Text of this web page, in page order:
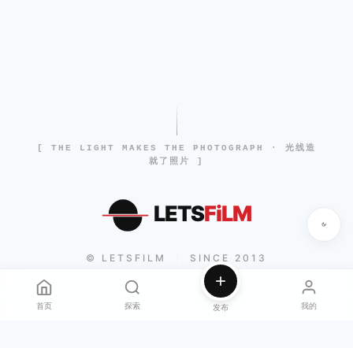
[ THE LIGHT MAKES THE PHOTOGRAPH · 光线造
就了照片 ]
LETSFiLM
© LETSFILM SINCE 2013
首页 探索 发布 我的